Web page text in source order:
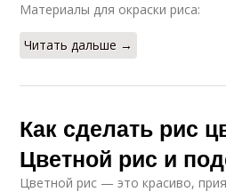
Материалы для окраски риса:
Читать дальше →
Как сделать рис
Цветной рис и
Цветной рис — это красиво,